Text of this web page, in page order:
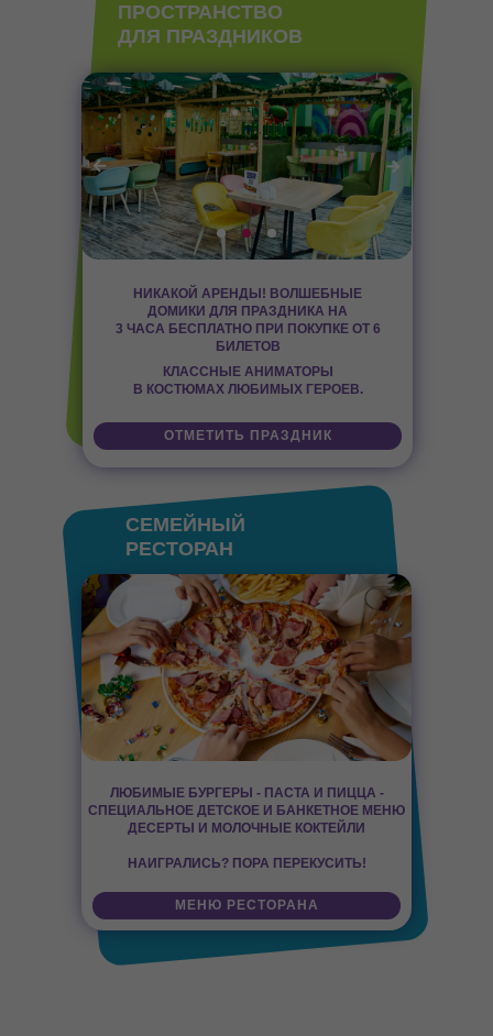
ЛЮБИМЫЕ БУРГЕРЫ - ПАСТА И ПИЦЦА -
СПЕЦИАЛЬНОЕ ДЕТСКОЕ И БАНКЕТНОЕ МЕНЮ
ДЕСЕРТЫ И МОЛОЧНЫЕ КОКТЕЙЛИ
НАИГРАЛИСЬ? ПОРА ПЕРЕКУСИТЬ!
ПРОСТРАНСТВО
ДЛЯ ПРАЗДНИКОВ
ОТМЕТИТЬ ПРАЗДНИК
НИКАКОЙ АРЕНДЫ! ВОЛШЕБНЫЕ
ДОМИКИ ДЛЯ ПРАЗДНИКА НА
3 ЧАСА БЕСПЛАТНО ПРИ ПОКУПКЕ ОТ 6
БИЛЕТОВ
КЛАССНЫЕ АНИМАТОРЫ
В КОСТЮМАХ ЛЮБИМЫХ ГЕРОЕВ.
МЕНЮ РЕСТОРАНА
СЕМЕЙНЫЙ
РЕСТОРАН